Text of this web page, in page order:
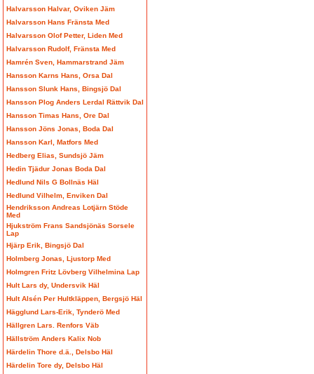
Halvarsson Halvar, Oviken Jäm
Halvarsson Hans Fränsta Med
Halvarsson Olof Petter, Liden Med
Halvarsson Rudolf, Fränsta Med
Hamrén Sven, Hammarstrand Jäm
Hansson Karns Hans, Orsa Dal
Hansson Slunk Hans, Bingsjö Dal
Hansson Plog Anders Lerdal Rättvik Dal
Hansson Timas Hans, Ore Dal
Hansson Jöns Jonas, Boda Dal
Hansson Karl, Matfors Med
Hedberg Elias, Sundsjö Jäm
Hedin Tjädur Jonas Boda Dal
Hedlund Nils G Bollnäs Häl
Hedlund Vilhelm, Enviken Dal
Hendriksson Andreas Lotjärn Stöde
Med
Hjukström Frans Sandsjönäs Sorsele
Lap
Hjärp Erik, Bingsjö Dal
Holmberg Jonas, Ljustorp Med
Holmgren Fritz Lövberg Vilhelmina Lap
Hult Lars dy, Undersvik Häl
Hult Alsén Per Hultkläppen, Bergsjö Häl
Hägglund Lars-Erik, Tynderö Med
Hällgren Lars. Renfors Väb
Hällström Anders Kalix Nob
Härdelin Thore d.ä., Delsbo Häl
Härdelin Tore dy, Delsbo Häl